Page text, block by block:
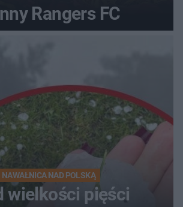
Rangers FC
NAWAŁNICA NAD POLSKĄ
wielkości pięści